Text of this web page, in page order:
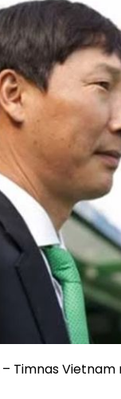
– Timnas Vietnam